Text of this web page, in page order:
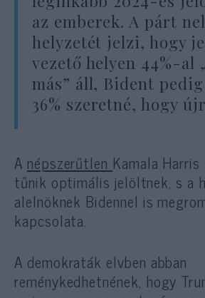
az emberek. A párt
helyzetét jelzi, hogy
vezető helyen 44%-al
más” áll, Bident
36% szeretné, hogy
A népszerűtlen Kamala
tűnik optimális jelöltnek, s a
alelnöknek Bidennel is
kapcsolata.
A demokraták elvben abban
reménykedhetnének, hogy